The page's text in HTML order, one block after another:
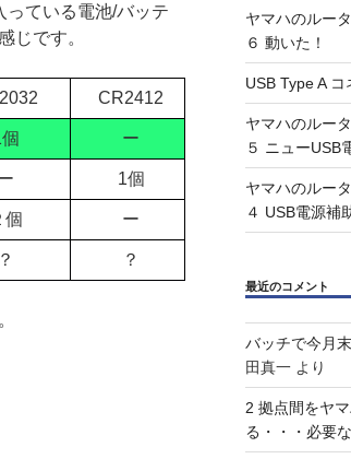
ている電池/バッテ
じです。
CR2412
ー
1個
個 ー
？ ？
ヤマハのルー
６ 動いた！
USB Type A
ヤマハのルー
５ ニューUSB
ヤマハのルー
４ USB電源補
最近のコメント
バッチで今月
田真一より
2 拠点間をヤ
る・・・必要